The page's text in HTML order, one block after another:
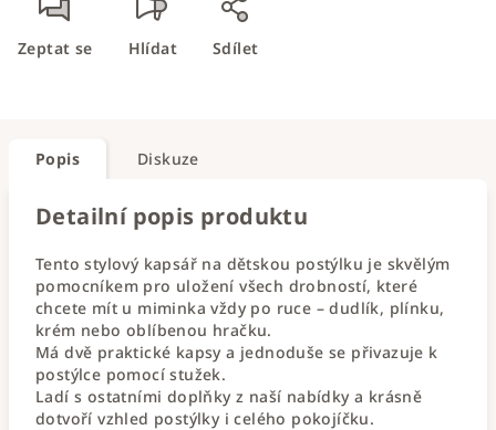
Zeptat se Hlídat Sdílet
Popis Diskuze
Detailní popis produktu
Tento stylový kapsář na dětskou postýlku je skvělým
pomocníkem pro uložení všech drobností, které
chcete mít u miminka vždy po ruce – dudlík, plínku,
krém nebo oblíbenou hračku.
Má dvě praktické kapsy a jednoduše se přivazuje k
postýlce pomocí stužek.
Ladí s ostatními doplňky z naší nabídky a krásně
dotvoří vzhled postýlky i celého pokojíčku.